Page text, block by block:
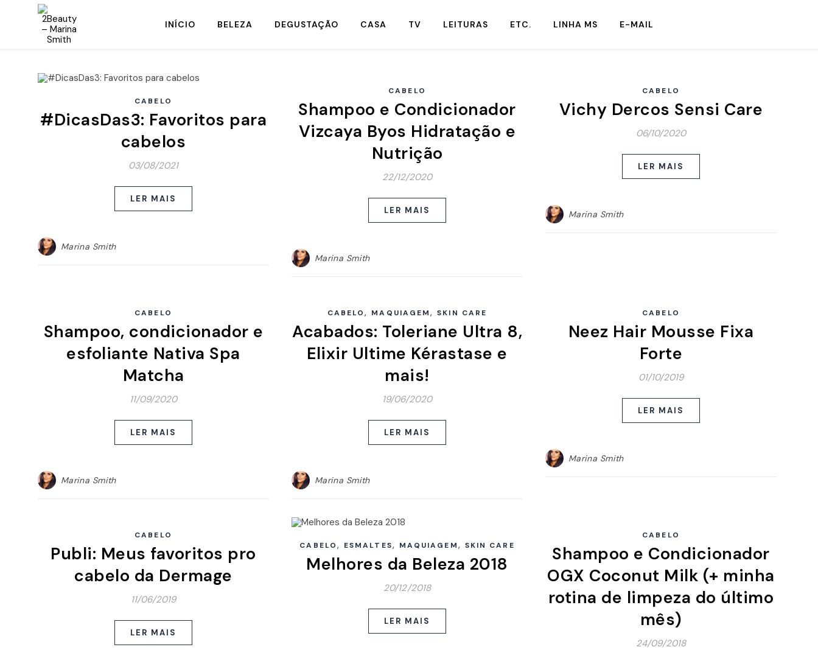
INÍCIO BELEZA DEGUSTAÇÃO CASA TV LEITURAS ETC. LINHA MS E-MAIL
CABELO
#DicasDas3: Favoritos para
cabelos
03/08/2021
LER MAIS
Marina Smith
CABELO
Shampoo e Condicionador
Vizcaya Byos Hidratação e
Nutrição
22/12/2020
LER MAIS
Marina Smith
CABELO
Vichy Dercos Sensi Care
06/10/2020
LER MAIS
Marina Smith
CABELO
Shampoo, condicionador e
esfoliante Nativa Spa
Matcha
11/09/2020
LER MAIS
Marina Smith
CABELO, MAQUIAGEM,SKIN CARE
Acabados: Toleriane Ultra 8,
Elixir Ultime Kérastase e
mais!
19/06/2020
LER MAIS
Marina Smith
CABELO
Neez Hair Mousse Fixa
Forte
01/10/2019
LER MAIS
Marina Smith
CABELO
Publi: Meus favoritos pro
cabelo da Dermage
11/06/2019
LER MAIS
CABELO, ESMALTES, MAQUIAGEM, SKIN CARE
Melhores da Beleza 2018
20/12/2018
LER MAIS
CABELO
Shampoo e Condicionador
OGX Coconut Milk (+ minha
rotina de limpeza do último
mês)
24/09/2018